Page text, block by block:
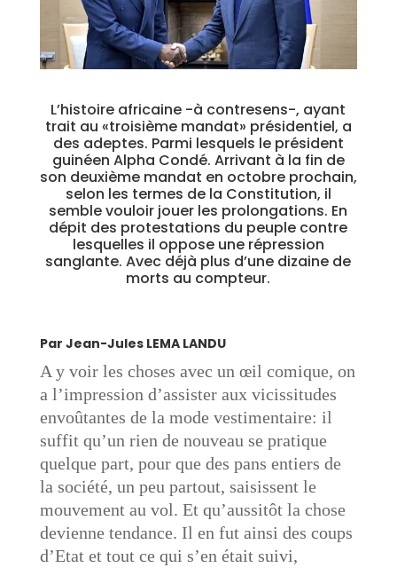
L’histoire africaine -à contresens-, ayant
trait au «troisième mandat» présidentiel, a
des adeptes. Parmi lesquels le président
guinéen Alpha Condé. Arrivant à la fin de
son deuxième mandat en octobre prochain,
selon les termes de la Constitution, il
semble vouloir jouer les prolongations. En
dépit des protestations du peuple contre
lesquelles il oppose une répression
sanglante. Avec déjà plus d’une dizaine de
morts au compteur.
Par Jean-Jules LEMA LANDU
A y voir les choses avec un œil comique, on
a l’impression d’assister aux vicissitudes
envoûtantes de la mode vestimentaire: il
suffit qu’un rien de nouveau se pratique
quelque part, pour que des pans entiers de
la société, un peu partout, saisissent le
mouvement au vol. Et qu’aussitôt la chose
devienne tendance. Il en fut ainsi des coups
d’Etat et tout ce qui s’en était suivi,